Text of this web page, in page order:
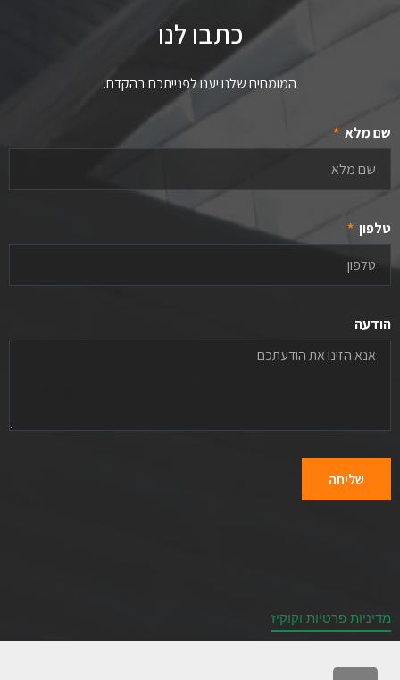
כתבו לנו
המומחים שלנו יענו לפנייתכם בהקדם.
שם מלא
טלפון
הודעה
שליחה
מדיניות פרטיות וקוקיז